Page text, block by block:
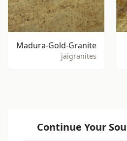
Madura-Gold-Granite
jaigranites
Continue Your